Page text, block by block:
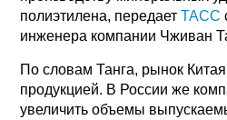
полиэтилена, передаетТАСС
инженера компании Чживан
По словам Танга, рынок
продукцией. В России же
увеличить объемы